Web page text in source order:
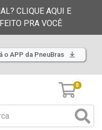
CLIQUE AQUI E
PRA VOCÊ
o APP da PneuBras
0